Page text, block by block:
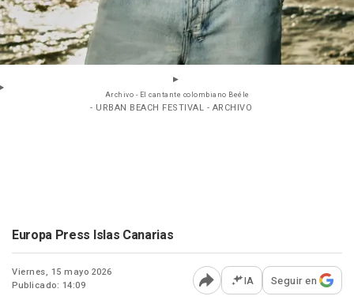
Archivo - El cantante colombiano Beéle
- URBAN BEACH FESTIVAL - ARCHIVO
Europa Press Islas Canarias
Viernes, 15 mayo 2026
Publicado: 14:09
Abrir opciones para
IA Seguir en